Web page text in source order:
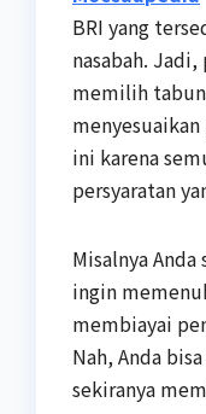
BRI yang
nasabah.
memilih
ini karena
persyaratan
Misalnya
ingin
membiayai
Nah, Anda
sekiranya